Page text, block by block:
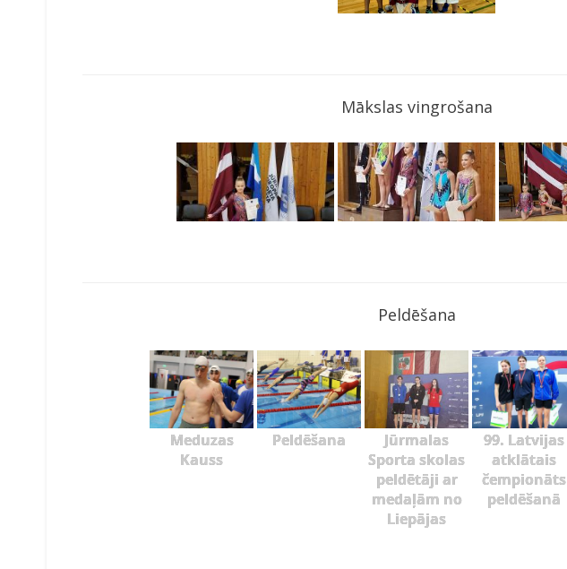
Mākslas vingrošana
Peldēšana
Meduzas
Kauss
Peldēšana
Jūrmalas
Sporta skolas
peldētāji ar
medaļām no
Liepājas
99. Latvijas
atklātais
čempionāts
peldēšanā